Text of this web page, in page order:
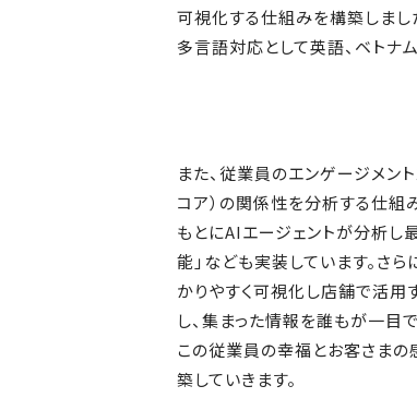
可視化する仕組みを構築しまし
多言語対応として英語、ベトナ
また、従業員のエンゲージメン
コア）の関係性を分析する仕
もとにAIエージェントが分析し
能」なども実装しています。さ
かりやすく可視化し店舗で活用
し、集まった情報を誰もが一目
この従業員の幸福とお客さまの
築していきます。